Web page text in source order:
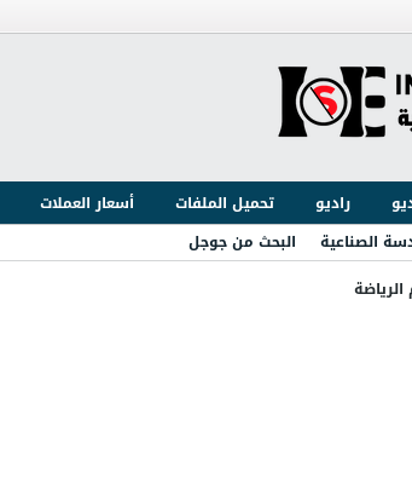
راديو تحميل الملفات أسعار العملات
الصناعية
البحث من جوجل